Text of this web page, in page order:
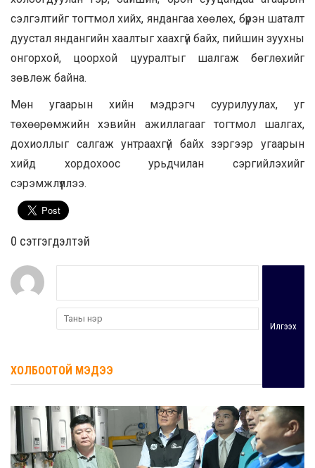
сэлгэлтийг тогтмол хийх, яндангаа хөөлөх, бүрэн шаталт
дуустал яндангийн хаалтыг хаахгүй байх, пийшин зуухны
онгорхой, цоорхой цууралтыг шалгаж бөглөхийг
зөвлөж байна.
Мөн угаарын хийн мэдрэгч суурилуулах, уг
төхөөрөмжийн хэвийн ажиллагааг тогтмол шалгах,
дохиоллыг салгаж унтраахгүй байх зэргээр угаарын
хийд хордохоос урьдчилан сэргийлэхийг
сэрэмжлүүллээ.
0 cэтгэгдэлтэй
Илгээх
ХОЛБООТОЙ МЭДЭЭ